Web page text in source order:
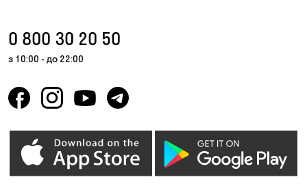
0 800 30 20 50
з 10:00 - до 22:00